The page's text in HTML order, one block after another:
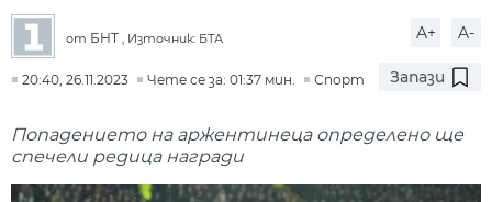
от БНТ , Източник: БТА A+ A-
20:40, 26.11.2023 Чете се за: 01:37 мин. Спорт Запази
Попадението на аржентинеца определено ще
спечели редица награди